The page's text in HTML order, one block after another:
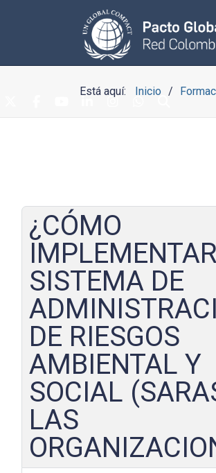
Está aquí: Inicio
¿CÓMO
SISTEMA DE
DE RIESGOS
AMBIENTAL Y
SOCIAL
LAS